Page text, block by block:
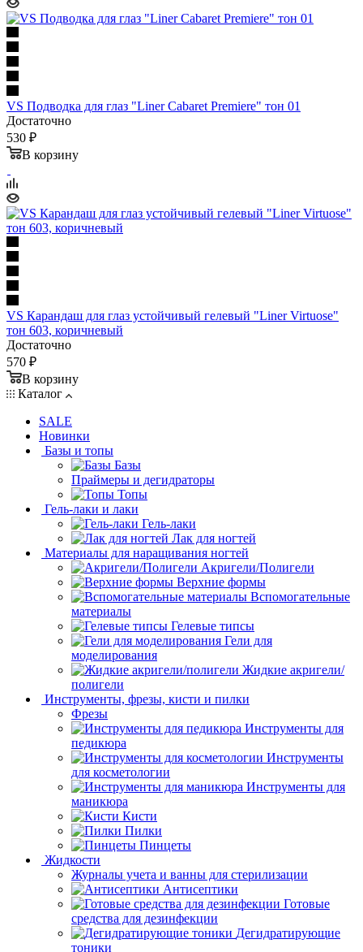
VS Подводка для глаз "Liner Cabaret Premiere" тон 01
Достаточно
530 ₽
В корзину
VS Карандаш для глаз устойчивый гелевый "Liner Virtuose"
тон 603, коричневый
Достаточно
570 ₽
В корзину
Каталог
SALE
Новинки
Базы и топы
Базы
Праймеры и дегидраторы
Топы
Гель-лаки и лаки
Гель-лаки
Лак для ногтей
Материалы для наращивания ногтей
Акригели/Полигели
Верхние формы
Вспомогательные
материалы
Гелевые типсы
Гели для
моделирования
Жидкие акригели/
полигели
Инструменты, фрезы, кисти и пилки
Фрезы
Инструменты для
педикюра
Инструменты
для косметологии
Инструменты для
маникюра
Кисти
Пилки
Пинцеты
Жидкости
Журналы учета и ванны для стерилизации
Антисептики
Готовые
средства для дезинфекции
Дегидратирующие
тоники